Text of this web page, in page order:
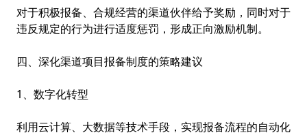
对于积极报备、合规经营的渠道伙伴给予奖励，同时对于
违反规定的行为进行适度惩罚，形成正向激励机制。
四、深化渠道项目报备制度的策略建议
1、数字化转型
利用云计算、大数据等技术手段，实现报备流程的自动化